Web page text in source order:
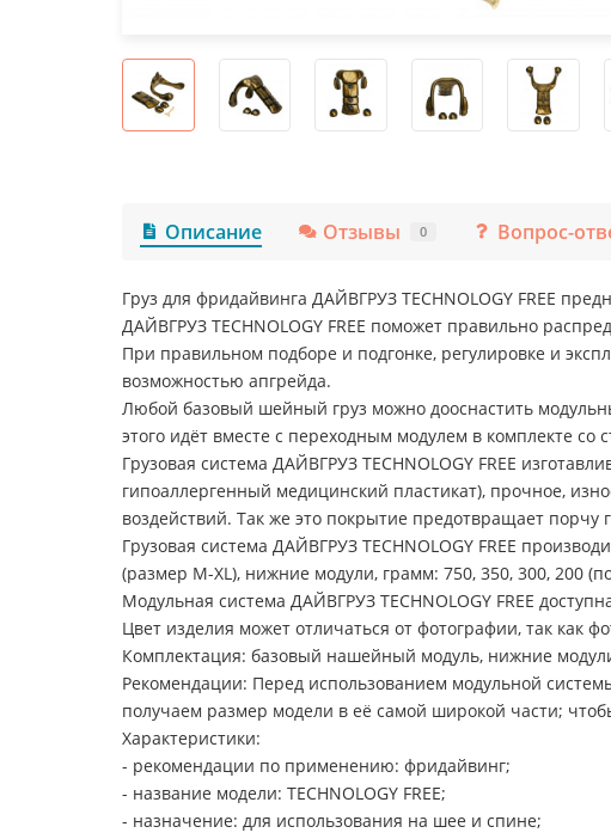
Описание Отзывы 0 Вопрос-
Груз для фридайвинга ДАЙВГРУЗ TECHNOLOGY FREE
ДАЙВГРУЗ TECHNOLOGY FREE поможет правильно
При правильном подборе и подгонке, регулировке и
возможностью апгрейда.
Любой базовый шейный груз можно дооснастить
этого идёт вместе с переходным модулем в комплекте со
Грузовая система ДАЙВГРУЗ TECHNOLOGY FREE
гипоаллергенный медицинский пластикат), прочное,
воздействий. Так же это покрытие предотвращает
Грузовая система ДАЙВГРУЗ TECHNOLOGY FREE
(размер M-XL), нижние модули, грамм: 750, 350, 300, 200
Модульная система ДАЙВГРУЗ TECHNOLOGY FREE
Цвет изделия может отличаться от фотографии, так как
Комплектация: базовый нашейный модуль, нижние
Рекомендации: Перед использованием модульной
получаем размер модели в её самой широкой части;
Характеристики:
- рекомендации по применению: фридайвинг;
- название модели: TECHNOLOGY FREE;
- назначение: для использования на шее и спине;